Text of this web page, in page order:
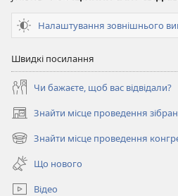
Налаштування зовнішнього
Швидкі посилання
Чи бажаєте, щоб вас відвідали?
Знайти місце проведення
(відкривається
у
новому
вікні)
Знайти місце проведення
(відкривається
новому
вікні)
Що нового
Відео